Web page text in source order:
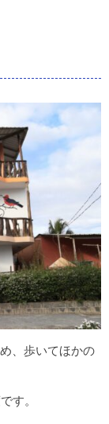
30！
、歩いてほかの
す。